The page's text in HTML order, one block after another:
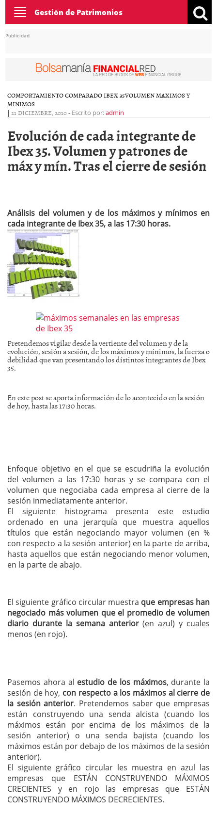
Toggle
navigation
Gestión de Patrimonios
Publicidad
COMPORTAMIENTO COMPARADO IBEX 35VOLUMEN MAXIMOS Y
MINIMOS
| 21 DICIEMBRE, 2010- Escrito por:admin
Evolución de cada integrante de
Ibex 35. Volumen y patrones de
máx y mín. Tras el cierre de sesión
Análisis del volumen y de los máximos y mínimos en
cada integrante de Ibex 35, a las 17:30 horas.
Pretendemos vigilar desde la vertiente del volumen y de la
evolución, sesión a sesión, de los máximos y mínimos, la fuerza o
debilidad que van presentando los dístintos integrantes de Ibex
35.
En este post se aporta información de lo acontecido en la sesión
de hoy, hasta las 17:30 horas.
Enfoque objetivo en el que se escudriña la evolución
del volumen a las 17:30 horas y se compara con el
volumen que negociaba cada empresa al cierre de la
sesión inmediatamente anterior.
El siguiente histograma presenta este estudio
ordenado en una jerarquía que muestra aquellos
títulos que están negociando mayor volumen (en %
con respecto a la sesión anterior) en la parte de arriba,
hasta aquellos que están negociando menor volumen,
en la parte de abajo.
El siguiente gráfico circular muestra que empresas han
negociado más volumen que el promedio de volumen
diario durante la semana anterior(en azul) y cuales
menos (en rojo).
Pasemos ahora al estudio de los máximos, durante la
sesión de hoy, con respecto a los máximos al cierre de
la sesión anterior. Pretendemos saber que empresas
están construyendo una senda alcista (cuando los
máximos están por encima de los máximos de la
sesión anterior) o una senda bajista (cuando los
máximos están por debajo de los máximos de la sesión
anterior).
El siguiente gráfico circular les muestra en azul las
empresas que ESTÁN CONSTRUYENDO MÁXIMOS
CRECIENTES y en rojo las empresas que ESTÁN
CONSTRUYENDO MÁXIMOS DECRECIENTES.